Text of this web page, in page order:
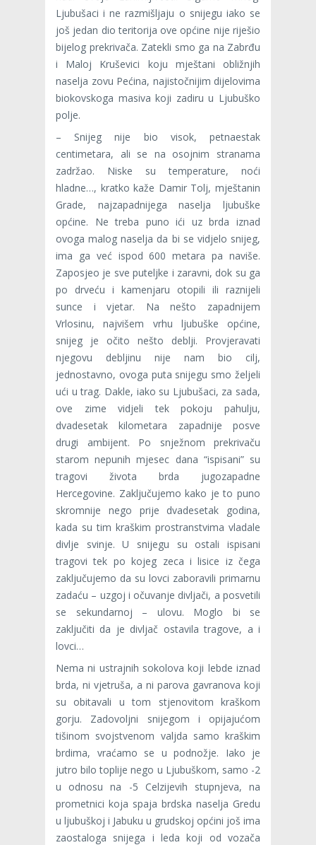
Ljubušaci i ne razmišljaju o snijegu iako se
još jedan dio teritorija ove općine nije riješio
bijelog prekrivača. Zatekli smo ga na Zabrđu
i Maloj Kruševici koju mještani obližnjih
naselja zovu Pećina, najistočnijim dijelovima
biokovskoga masiva koji zadiru u Ljubuško
polje.
– Snijeg nije bio visok, petnaestak
centimetara, ali se na osojnim stranama
zadržao. Niske su temperature, noći
hladne…, kratko kaže Damir Tolj, mještanin
Grade, najzapadnijega naselja ljubuške
općine. Ne treba puno ići uz brda iznad
ovoga malog naselja da bi se vidjelo snijeg,
ima ga već ispod 600 metara pa naviše.
Zaposjeo je sve puteljke i zaravni, dok su ga
po drveću i kamenjaru otopili ili raznijeli
sunce i vjetar. Na nešto zapadnijem
Vrlosinu, najvišem vrhu ljubuške općine,
snijeg je očito nešto deblji. Provjeravati
njegovu debljinu nije nam bio cilj,
jednostavno, ovoga puta snijegu smo željeli
ući u trag. Dakle, iako su Ljubušaci, za sada,
ove zime vidjeli tek pokoju pahulju,
dvadesetak kilometara zapadnije posve
drugi ambijent. Po snježnom prekrivaču
starom nepunih mjesec dana “ispisani” su
tragovi života brda jugozapadne
Hercegovine. Zaključujemo kako je to puno
skromnije nego prije dvadesetak godina,
kada su tim kraškim prostranstvima vladale
divlje svinje. U snijegu su ostali ispisani
tragovi tek po kojeg zeca i lisice iz čega
zaključujemo da su lovci zaboravili primarnu
zadaću – uzgoj i očuvanje divljači, a posvetili
se sekundarnoj – ulovu. Moglo bi se
zaključiti da je divljač ostavila tragove, a i
lovci…
Nema ni ustrajnih sokolova koji lebde iznad
brda, ni vjetruša, a ni parova gavranova koji
su obitavali u tom stjenovitom kraškom
gorju. Zadovoljni snijegom i opijajućom
tišinom svojstvenom valjda samo kraškim
brdima, vraćamo se u podnožje. Iako je
jutro bilo toplije nego u Ljubuškom, samo -2
u odnosu na -5 Celzijevih stupnjeva, na
prometnici koja spaja brdska naselja Gredu
u ljubuškoj i Jabuku u grudskoj općini još ima
zaostaloga snijega i leda koji od vozača